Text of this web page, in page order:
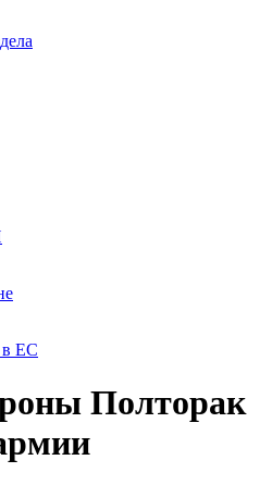
в ЕС
Полторак